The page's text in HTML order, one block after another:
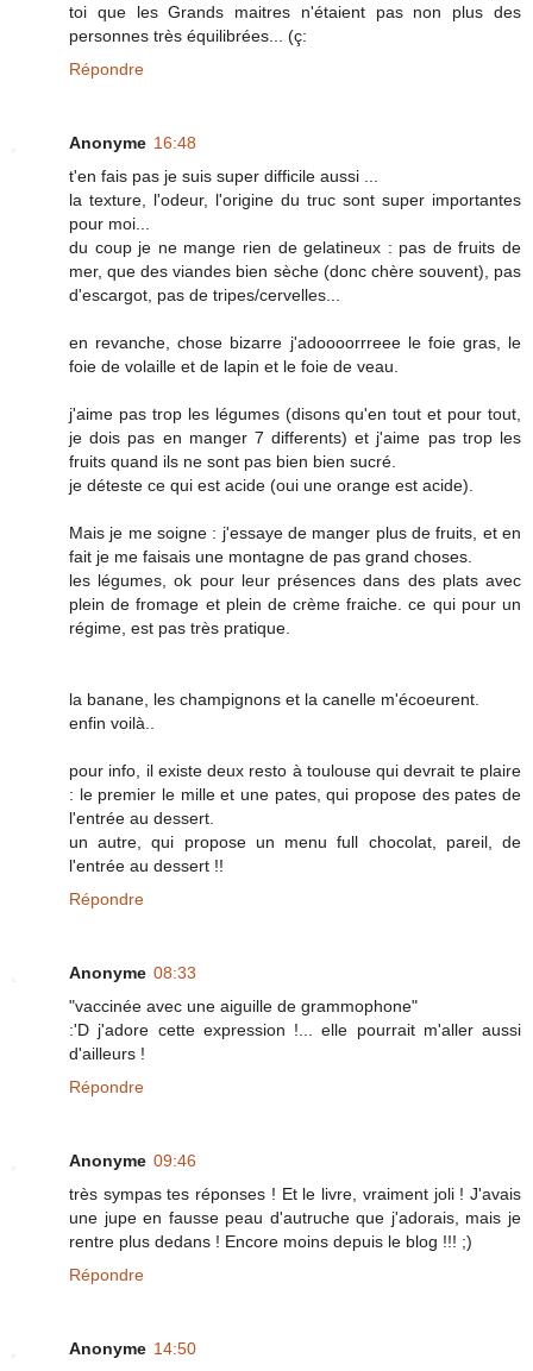
toi que les Grands maitres n'étaient pas non plus des
personnes très équilibrées... (ç:
Répondre
Anonyme 16:48
t'en fais pas je suis super difficile aussi ...
la texture, l'odeur, l'origine du truc sont super importantes
pour moi...
du coup je ne mange rien de gelatineux : pas de fruits de
mer, que des viandes bien sèche (donc chère souvent), pas
d'escargot, pas de tripes/cervelles...
en revanche, chose bizarre j'adoooorrreee le foie gras, le
foie de volaille et de lapin et le foie de veau.
j'aime pas trop les légumes (disons qu'en tout et pour tout,
je dois pas en manger 7 differents) et j'aime pas trop les
fruits quand ils ne sont pas bien bien sucré.
je déteste ce qui est acide (oui une orange est acide).
Mais je me soigne : j'essaye de manger plus de fruits, et en
fait je me faisais une montagne de pas grand choses.
les légumes, ok pour leur présences dans des plats avec
plein de fromage et plein de crème fraiche. ce qui pour un
régime, est pas très pratique.
la banane, les champignons et la canelle m'écoeurent.
enfin voilà..
pour info, il existe deux resto à toulouse qui devrait te plaire
: le premier le mille et une pates, qui propose des pates de
l'entrée au dessert.
un autre, qui propose un menu full chocolat, pareil, de
l'entrée au dessert !!
Répondre
Anonyme 08:33
"vaccinée avec une aiguille de grammophone"
:'D j'adore cette expression !... elle pourrait m'aller aussi
d'ailleurs !
Répondre
Anonyme 09:46
très sympas tes réponses ! Et le livre, vraiment joli ! J'avais
une jupe en fausse peau d'autruche que j'adorais, mais je
rentre plus dedans ! Encore moins depuis le blog !!! ;)
Répondre
Anonyme 14:50